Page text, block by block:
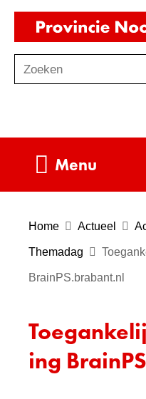
o
Zoeken
Menu
Home Actueel
Themadag
BrainPS.brabant.nl
ing